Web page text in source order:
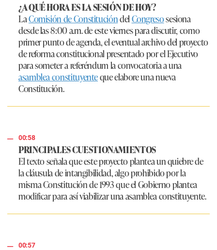
¿A QUÉ HORA ES LA SESIÓN DE HOY?
LaComisión de ConstitucióndelCongresosesiona
desde las 8:00 a.m. de este viernes para discutir, como
primer punto de agenda, el eventual archivo del proyecto
de reforma constitucional presentado por el Ejecutivo
para someter a referéndum la convocatoria a una
asamblea constituyenteque elabore una nueva
Constitución.
00:58
PRINCIPALES CUESTIONAMIENTOS
El texto señala que este proyecto plantea un quiebre de
la cláusula de intangibilidad, algo prohibido por la
misma Constitución de 1993 que el Gobierno plantea
modificar para así viabilizar una asamblea constituyente.
00:57